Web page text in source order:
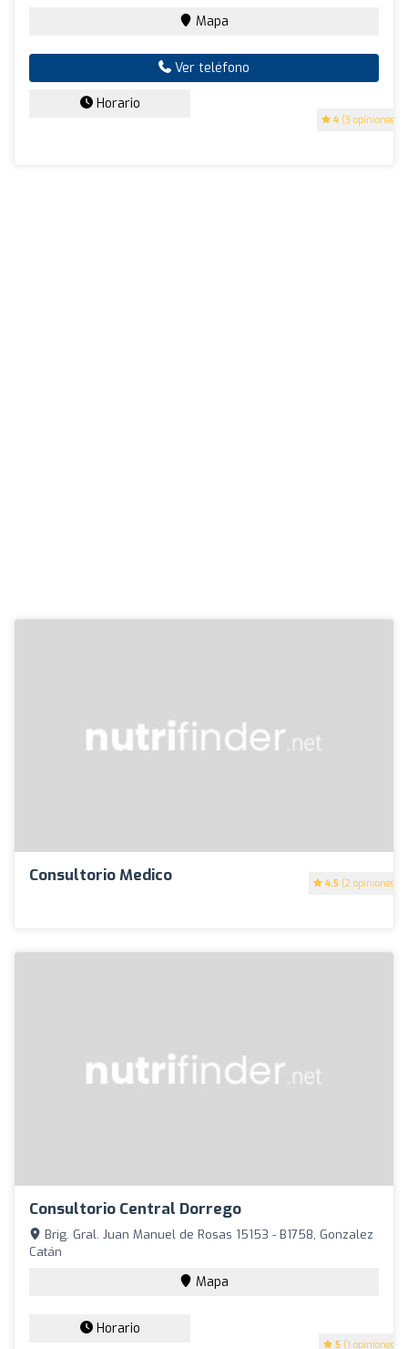
4 (3 opiniones)
Mapa
Ver teléfono
Horario
Consultorio Medico 4.5 (2 opiniones)
Consultorio Central Dorrego
5 (1 opiniones)
Brig. Gral. Juan Manuel de Rosas 15153 - B1758, Gonzalez
Catán
Mapa
Horario